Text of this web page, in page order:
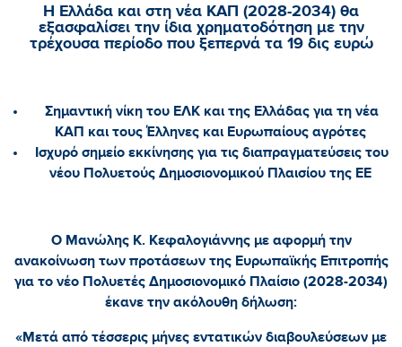
Η Ελλάδα και στη νέα ΚΑΠ (2028-2034) θα
εξασφαλίσει την ίδια χρηματοδότηση με την
τρέχουσα περίοδο που ξεπερνά τα 19 δις ευρώ
Σημαντική νίκη του ΕΛΚ και της Ελλάδας για τη νέα
ΚΑΠ και τους Έλληνες και Ευρωπαίους αγρότες
Ισχυρό σημείο εκκίνησης για τις διαπραγματεύσεις του
νέου Πολυετούς Δημοσιονομικού Πλαισίου της ΕΕ
Ο Μανώλης Κ. Κεφαλογιάννης με αφορμή την
ανακοίνωση των προτάσεων της Ευρωπαϊκής Επιτροπής
για το νέο Πολυετές Δημοσιονομικό Πλαίσιο (2028-2034)
έκανε την ακόλουθη δήλωση:
«Μετά από τέσσερις μήνες εντατικών διαβουλεύσεων με